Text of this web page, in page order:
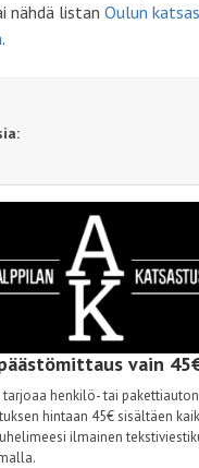
nähdä listan Oulun
.
vain
henkilö- tai pakettiauton
hintaan 45€ sisältäen
ilmainen